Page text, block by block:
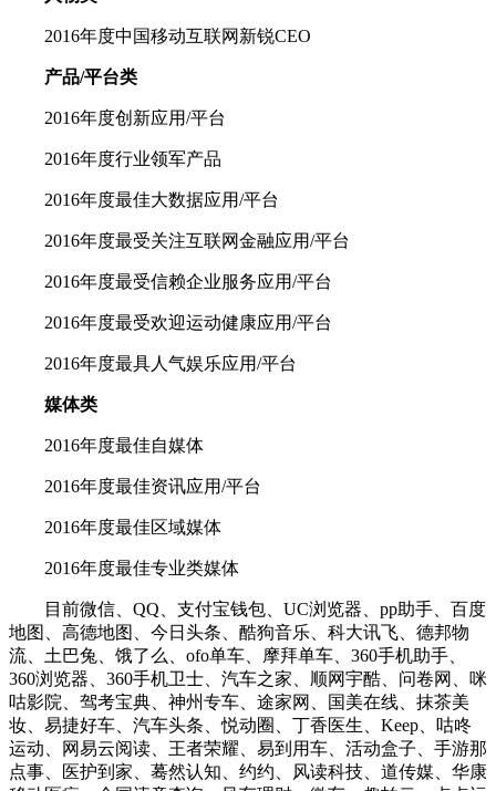
2016年度中国移动互联网新锐CEO
产品/平台类
2016年度创新应用/平台
2016年度行业领军产品
2016年度最佳大数据应用/平台
2016年度最受关注互联网金融应用/平台
2016年度最受信赖企业服务应用/平台
2016年度最受欢迎运动健康应用/平台
2016年度最具人气娱乐应用/平台
媒体类
2016年度最佳自媒体
2016年度最佳资讯应用/平台
2016年度最佳区域媒体
2016年度最佳专业类媒体
目前微信、QQ、支付宝钱包、UC浏览器、pp助手、百度
地图、高德地图、今日头条、酷狗音乐、科大讯飞、德邦物
流、土巴兔、饿了么、ofo单车、摩拜单车、360手机助手、
360浏览器、360手机卫士、汽车之家、顺网宇酷、问卷网、咪
咕影院、驾考宝典、神州专车、途家网、国美在线、抹茶美
妆、易捷好车、汽车头条、悦动圈、丁香医生、Keep、咕咚
运动、网易云阅读、王者荣耀、易到用车、活动盒子、手游那
点事、医护到家、蓦然认知、约约、风读科技、道传媒、华康